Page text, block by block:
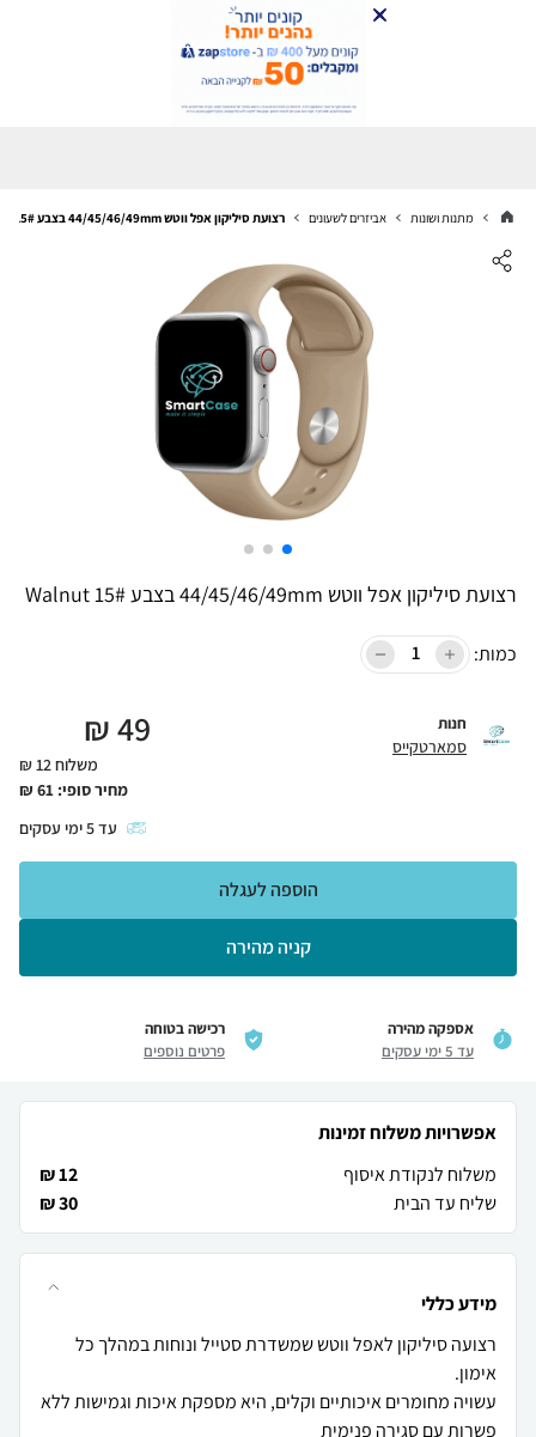
מתנות ושונות אביזרים לשעונים רצועת סיליקון אפל ווטש 44/45/46/49mm בצבע 15# Walnut
רצועת סיליקון אפל ווטש 44/45/46/49mm בצבע 15# Walnut
כמות:
חנות
סמארטקייס 49
₪
משלוח 12 ₪
מחיר סופי: 61
₪
עד5ימי עסקים
קניה מהירה
הוספה לעגלה
אספקה מהירה
עד 5 ימי עסקים
רכישה בטוחה
פרטים נוספים
אפשרויות משלוח זמינות
משלוח לנקודת איסוף
12 ₪
שליח עד הבית
30 ₪
מידע כללי
רצועה סיליקון לאפל ווטש שמשדרת סטייל ונוחות במהלך כל
עשויה מחומרים איכותיים וקלים, היא מספקת איכות וגמישות ללא